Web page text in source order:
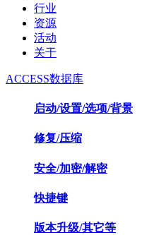
行业
资源
活动
关于
ACCESS数据库
启动/设置/选项/背景
修复/压缩
安全/加密/解密
快捷键
版本升级/其它等